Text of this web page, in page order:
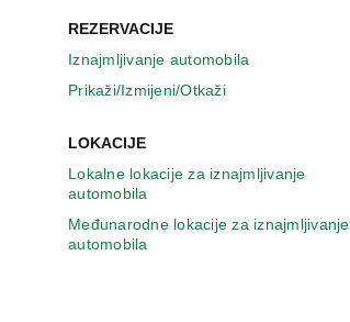
o
r
REZERVACIJE
Iznajmljivanje automobila
Prikaži/Izmijeni/Otkaži
LOKACIJE
Lokalne lokacije za iznajmljivanje
automobila
Međunarodne lokacije za iznajmljivanje
automobila